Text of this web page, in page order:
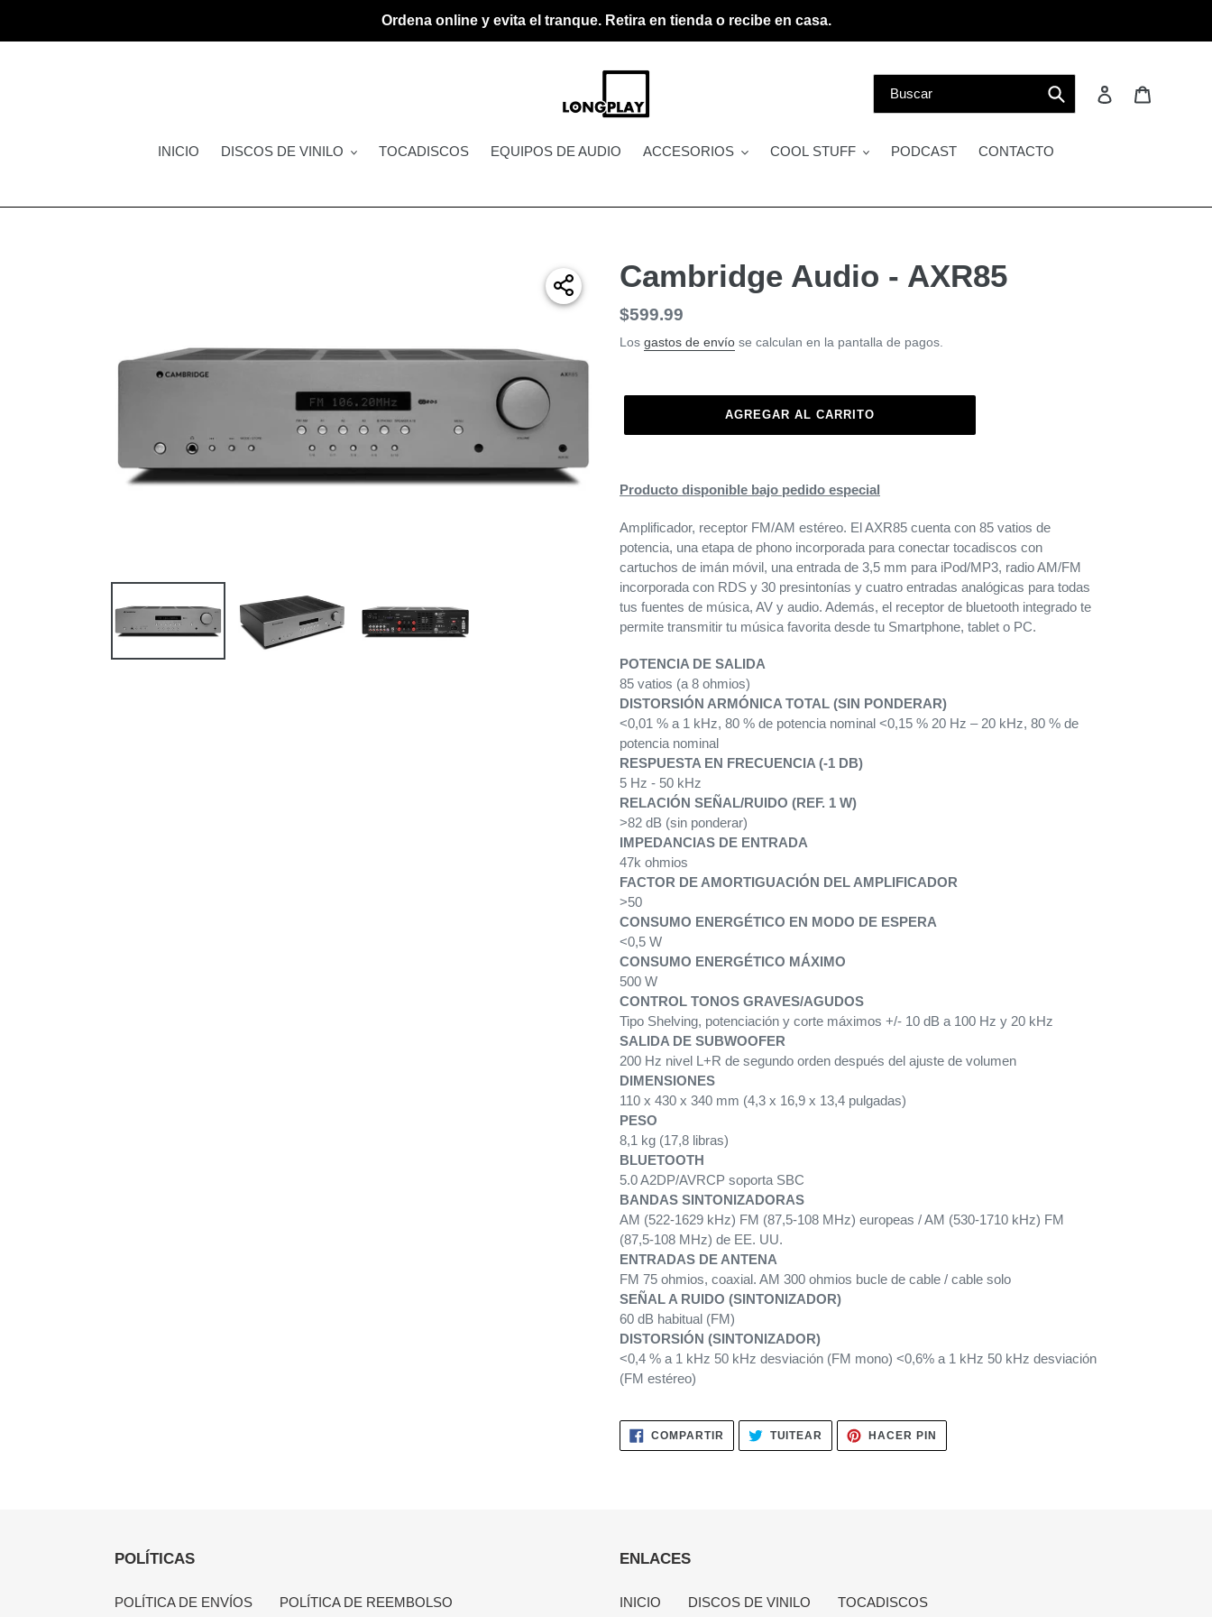
Ordena online y evita el tranque. Retira en tienda o recibe en casa.
Buscar Ingresar
INICIO DISCOS DE VINILO TOCADISCOS EQUIPOS DE AUDIO ACCESORIOS COOL STUFF PODCAST CONTACTO
Cambridge Audio - AXR85
Precio
habitual
$599.99
Los gastos de envío se calculan en la pantalla de pagos.
AGREGAR AL CARRITO
el
producto
a
carrito
de
compra
Producto disponible bajo pedido especial
Amplificador, receptor FM/AM estéreo. El AXR85 cuenta con 85 vatios de
potencia, una etapa de phono incorporada para conectar tocadiscos con
cartuchos de imán móvil, una entrada de 3,5 mm para iPod/MP3, radio AM/FM
incorporada con RDS y 30 presintonías y cuatro entradas analógicas para todas
tus fuentes de música, AV y audio. Además, el receptor de bluetooth integrado te
permite transmitir tu música favorita desde tu Smartphone, tablet o PC.
POTENCIA DE SALIDA
85 vatios (a 8 ohmios)
DISTORSIÓN ARMÓNICA TOTAL (SIN PONDERAR)
<0,01 % a 1 kHz, 80 % de potencia nominal <0,15 % 20 Hz – 20 kHz, 80 % de
potencia nominal
RESPUESTA EN FRECUENCIA (-1 DB)
5 Hz - 50 kHz
RELACIÓN SEÑAL/RUIDO (REF. 1 W)
>82 dB (sin ponderar)
IMPEDANCIAS DE ENTRADA
47k ohmios
FACTOR DE AMORTIGUACIÓN DEL AMPLIFICADOR
>50
CONSUMO ENERGÉTICO EN MODO DE ESPERA
<0,5 W
CONSUMO ENERGÉTICO MÁXIMO
500 W
CONTROL TONOS GRAVES/AGUDOS
Tipo Shelving, potenciación y corte máximos +/- 10 dB a 100 Hz y 20 kHz
SALIDA DE SUBWOOFER
200 Hz nivel L+R de segundo orden después del ajuste de volumen
DIMENSIONES
110 x 430 x 340 mm (4,3 x 16,9 x 13,4 pulgadas)
PESO
8,1 kg (17,8 libras)
BLUETOOTH
5.0 A2DP/AVRCP soporta SBC
BANDAS SINTONIZADORAS
AM (522-1629 kHz) FM (87,5-108 MHz) europeas / AM (530-1710 kHz) FM
(87,5-108 MHz) de EE. UU.
ENTRADAS DE ANTENA
FM 75 ohmios, coaxial. AM 300 ohmios bucle de cable / cable solo
SEÑAL A RUIDO (SINTONIZADOR)
60 dB habitual (FM)
DISTORSIÓN (SINTONIZADOR)
<0,4 % a 1 kHz 50 kHz desviación (FM mono) <0,6% a 1 kHz 50 kHz desviación
(FM estéreo)
COMPARTIR COMPARTIR
FACEBOOK
TUITEAR TUITEAR
TWITTER
HACER PIN
PINTEREST
POLÍTICAS
POLÍTICA DE ENVÍOS POLÍTICA DE REEMBOLSO
ENLACES
INICIO DISCOS DE VINILO TOCADISCOS